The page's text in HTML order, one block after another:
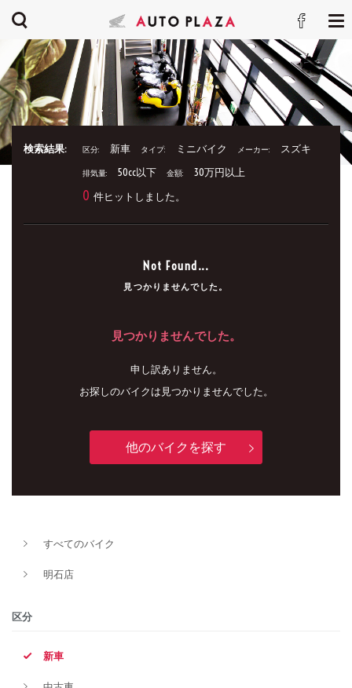
検索結果: 区分: 新車 タイプ: ミニバイク メーカー: スズキ
排気量: 50cc以下 金額: 30万円以上
0 件ヒットしました。
Not Found...
見つかりませんでした。
見つかりませんでした。
申し訳ありません。
お探しのバイクは見つかりませんでした。
他のバイクを探す
すべてのバイク
明石店
区分
新車
新車
タイプ